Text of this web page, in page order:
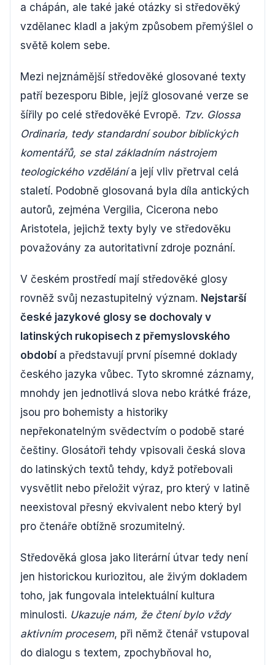
a chápán, ale také jaké otázky si středověký
vzdělanec kladl a jakým způsobem přemýšlel o
světě kolem sebe.
Mezi nejznámější středověké glosované texty
patří bezesporu Bible, jejíž glosované verze se
šířily po celé středověké Evropě. Tzv. Glossa
Ordinaria, tedy standardní soubor biblických
komentářů, se stal základním nástrojem
teologického vzdělánía její vliv přetrval celá
staletí. Podobně glosovaná byla díla antických
autorů, zejména Vergilia, Cicerona nebo
Aristotela, jejichž texty byly ve středověku
považovány za autoritativní zdroje poznání.
V českém prostředí mají středověké glosy
rovněž svůj nezastupitelný význam. Nejstarší
české jazykové glosy se dochovaly v
latinských rukopisech z přemyslovského
období a představují první písemné doklady
českého jazyka vůbec. Tyto skromné záznamy,
mnohdy jen jednotlivá slova nebo krátké fráze,
jsou pro bohemisty a historiky
nepřekonatelným svědectvím o podobě staré
češtiny. Glosátoři tehdy vpisovali česká slova
do latinských textů tehdy, když potřebovali
vysvětlit nebo přeložit výraz, pro který v latině
neexistoval přesný ekvivalent nebo který byl
pro čtenáře obtížně srozumitelný.
Středověká glosa jako literární útvar tedy není
jen historickou kuriozitou, ale živým dokladem
toho, jak fungovala intelektuální kultura
minulosti. Ukazuje nám, že čtení bylo vždy
aktivním procesem, při němž čtenář vstupoval
do dialogu s textem, zpochybňoval ho,